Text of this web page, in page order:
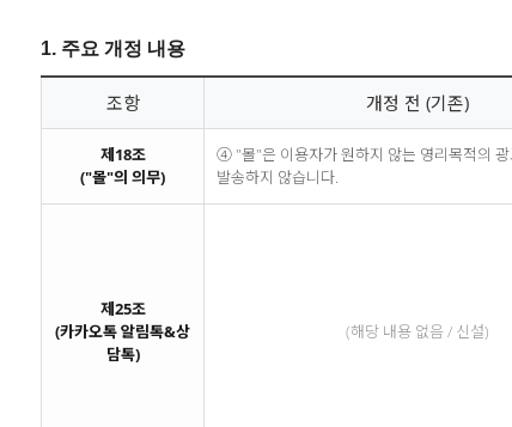
1. 주요 개정 내용
조항 개정 전 (기존)
제18조
("몰"의 의무)
④ "몰"은 이용자가 원하지 않는 영리목적의
발송하지 않습니다.
제25조
(카카오톡 알림톡&상
담톡)
(해당 내용 없음 / 신설)